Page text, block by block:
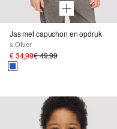
Jas met capuchon en opdruk
s.Oliver
€ 34,99€ 49,99